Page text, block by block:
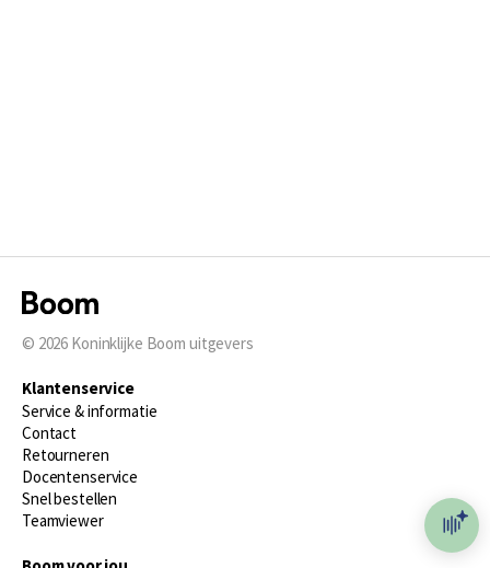
© 2026 Koninklijke Boom uitgevers
Klantenservice
Service & informatie
Contact
Retourneren
Docentenservice
Snel bestellen
Teamviewer